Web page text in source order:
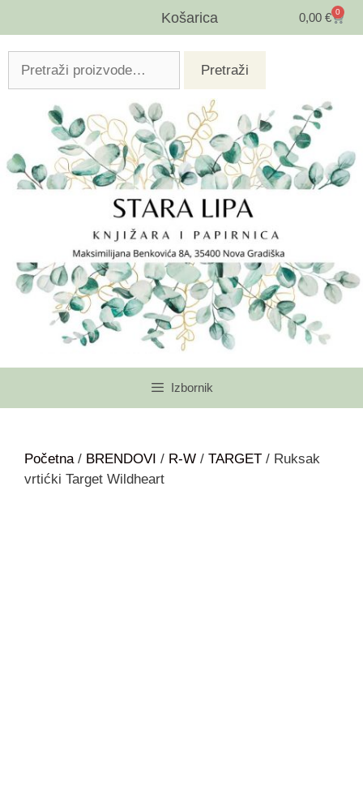
Košarica 0,00 € 0
Pretraži
Izbornik
Početna/ BRENDOVI / R-W / TARGET / Ruksak
vrtićki Target Wildheart